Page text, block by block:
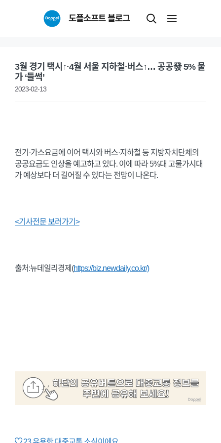
도플소프트 블로그
3월 경기 택시↑·4월 서울 지하철·버스↑… 공공發 5% 물
가 ‘들썩’
2023-02-13
전기·가스요금에 이어 택시와 버스·지하철 등 지방자치단체의
공공요금도 인상을 예고하고 있다. 이에 따라 5%대 고물가시대
가 예상보다 더 길어질 수 있다는 전망이 나온다.
<기사전문 보러가기>
출처:뉴데일리경제(https://biz.newdaily.co.kr/)